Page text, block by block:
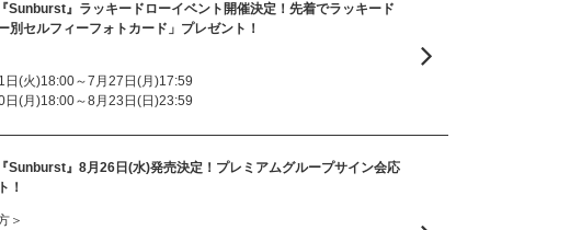
Sunburst』ラッキードローイベント開催決定！先着でラッキード
別セルフィーフォトカード」プレゼント！
日(火)18:00～7月27日(月)17:59
日(月)18:00～8月23日(日)23:59
Sunburst』8月26日(水)発売決定！プレミアムグループサイン会応
！
＞